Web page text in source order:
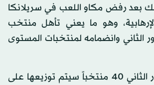
2022، وذلك بعد رفض مكاو اللعب في سريلانكا
وهو ما يعني تأهل منتخب
الثاني وانضمامه لمنتخبات المستوى
ويشارك في الدور الثاني 40 منتخباً سيتم توزيعها على